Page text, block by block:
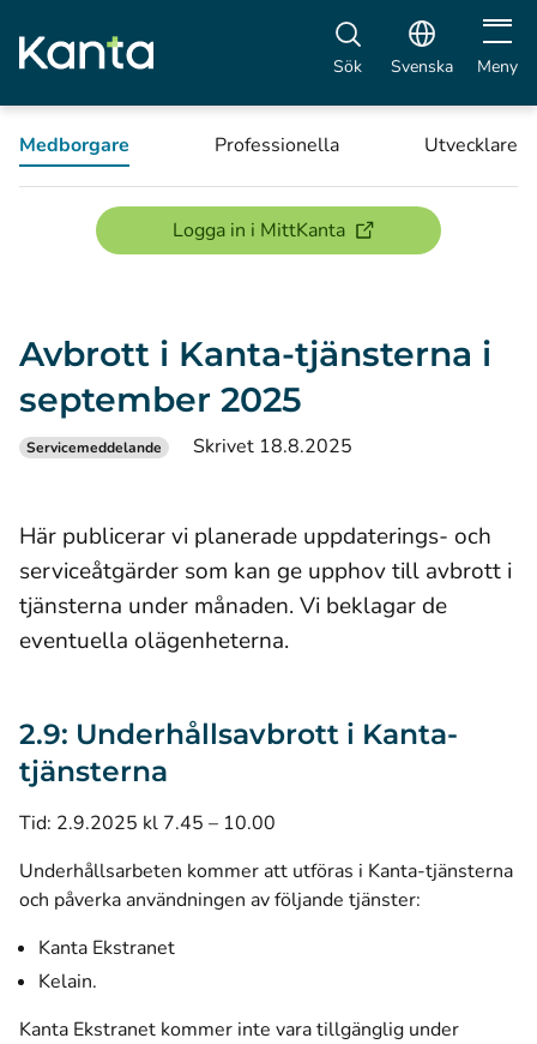
Sök Svenska Öppna
Meny
Medborgare Professionella Utvecklare
Logga in i MittKanta(öppnas i ett nytt
Avbrott i Kanta-tjänsterna i
september 2025
Servicemeddelande Skrivet 18.8.2025
Här publicerar vi planerade uppdaterings- och
serviceåtgärder som kan ge upphov till avbrott i
tjänsterna under månaden. Vi beklagar de
eventuella olägenheterna.
2.9: Underhållsavbrott i Kanta-
tjänsterna
Tid: 2.9.2025 kl 7.45 – 10.00
Underhållsarbeten kommer att utföras i Kanta-tjänsterna
och påverka användningen av följande tjänster:
Kanta Ekstranet
Kelain.
Kanta Ekstranet kommer inte vara tillgänglig under